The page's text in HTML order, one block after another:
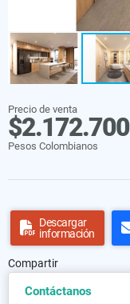
Precio de venta
Pesos Colombianos
Descargar
información
Compartir
Contáctanos